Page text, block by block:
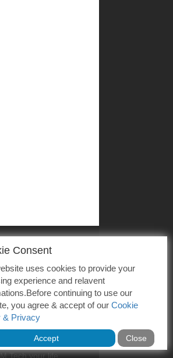
Tech your life ....
Consent
uses cookies to provide your
experience and relavent
continuing to use our
you agree & accept of our Cookie
& Privacy
Accept Close